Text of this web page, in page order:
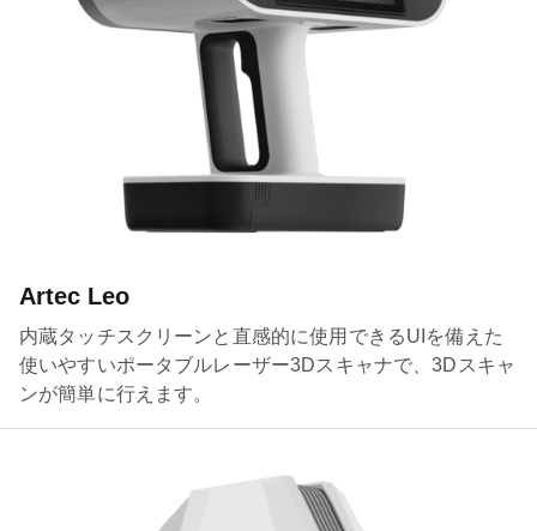
Artec Leo
内蔵タッチスクリーンと直感的に使用できるUIを備えた
使いやすいポータブルレーザー3Dスキャナで、3Dスキャ
ンが簡単に行えます。